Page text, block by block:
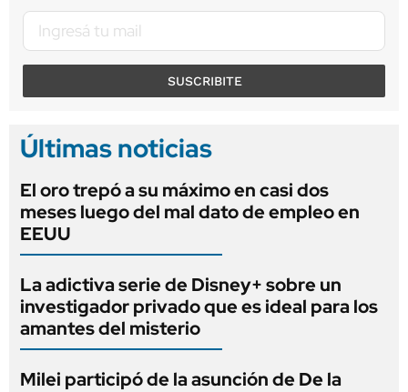
SUSCRIBITE
Últimas noticias
El oro trepó a su máximo en casi dos
meses luego del mal dato de empleo en
EEUU
La adictiva serie de Disney+ sobre un
investigador privado que es ideal para los
amantes del misterio
Milei participó de la asunción de De la